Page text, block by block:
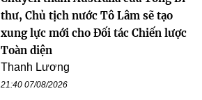
thư, Chủ tịch nước Tô Lâm sẽ tạo
xung lực mới cho Đối tác Chiến lược
Toàn diện
Thanh Lương
21:40 07/08/2026